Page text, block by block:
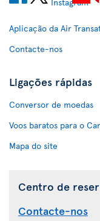
Aplicação da Air
Contacte-nos
Ligações rápidas
Conversor de moedas
Voos baratos para o
Mapa do site
Centro de
Contacte-nos